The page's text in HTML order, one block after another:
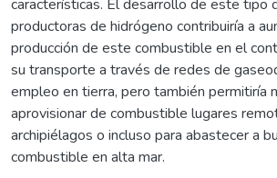
características. El desarrollo de este tipo
productoras de hidrógeno contribuiría a
producción de este combustible en el
su transporte a través de redes de
empleo en tierra, pero también permitiría
aprovisionar de combustible lugares
archipiélagos o incluso para abastecer a
combustible en alta mar.